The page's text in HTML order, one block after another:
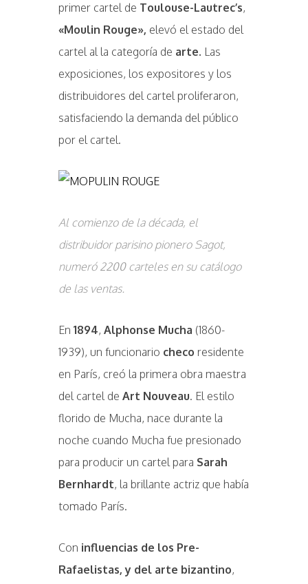
primer cartel de Toulouse-Lautrec’s,
«Moulin Rouge», elevó el estado del
cartel al la categoría de arte. Las
exposiciones, los expositores y los
distribuidores del cartel proliferaron,
satisfaciendo la demanda del público
por el cartel.
Al comienzo de la década, el
distribuidor parisino pionero Sagot,
numeró 2200 carteles en su catálogo
de las ventas.
En 1894, Alphonse Mucha (1860-
1939), un funcionario checo residente
en París, creó la primera obra maestra
del cartel de Art Nouveau. El estilo
florido de Mucha, nace durante la
noche cuando Mucha fue presionado
para producir un cartel para Sarah
Bernhardt, la brillante actriz que había
tomado París.
Con influencias de los Pre-
Rafaelistas, y del arte bizantino,